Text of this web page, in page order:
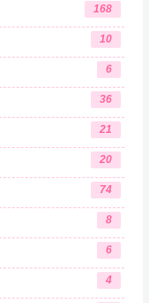
168
10
6
36
21
20
74
8
6
4